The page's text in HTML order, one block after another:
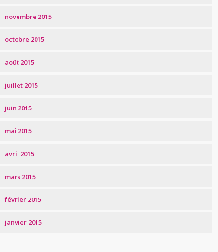
novembre 2015
octobre 2015
août 2015
juillet 2015
juin 2015
mai 2015
avril 2015
mars 2015
février 2015
janvier 2015